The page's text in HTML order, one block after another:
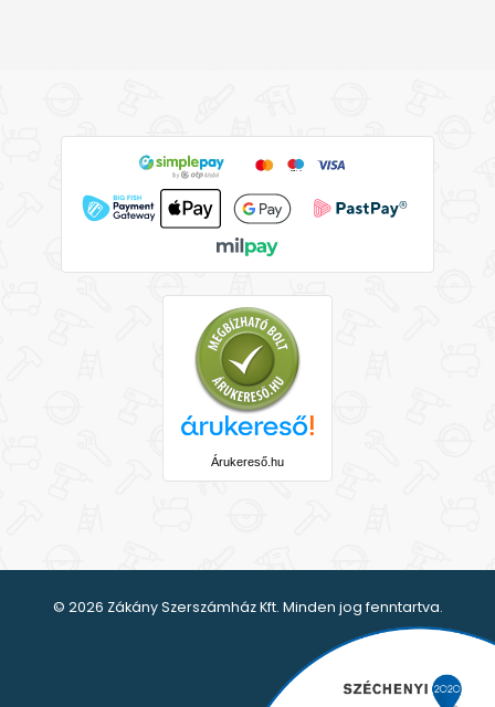
Árukereső.hu
© 2026 Zákány Szerszámház Kft. Minden jog fenntartva.